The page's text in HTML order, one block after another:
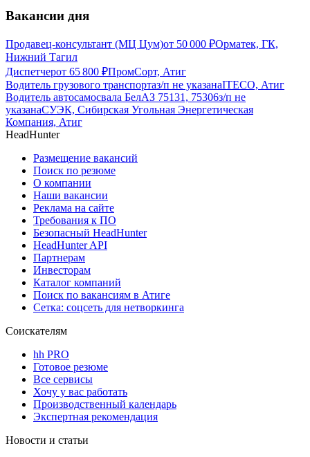
Вакансии дня
Продавец-консультант (МЦ Цум)от 50 000 ₽Орматек, ГК,
Нижний Тагил
Диспетчерот 65 800 ₽ПромCорт, Атиг
Водитель грузового транспортаз/п не указанаITECO, Атиг
Водитель автосамосвала БелАЗ 75131, 75306з/п не
указанаСУЭК, Сибирская Угольная Энергетическая
Компания, Атиг
HeadHunter
Размещение вакансий
Поиск по резюме
О компании
Наши вакансии
Реклама на сайте
Требования к ПО
Безопасный HeadHunter
HeadHunter API
Партнерам
Инвесторам
Каталог компаний
Поиск по вакансиям в Атиге
Сетка: соцсеть для нетворкинга
Соискателям
hh PRO
Готовое резюме
Все сервисы
Хочу у вас работать
Производственный календарь
Экспертная рекомендация
Новости и статьи